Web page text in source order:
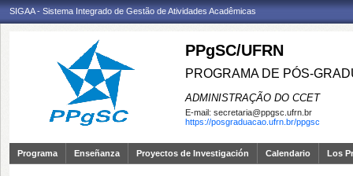
SIGAA - Sistema Integrado de Gestão de Atividades Acadêmicas
PPgSC/UFRN
PROGRAMA DE PÓS-
ADMINISTRAÇÃO DO CCET
E-mail: secretaria@ppgsc.ufrn.br
https://posgraduacao.ufrn.br/ppgsc
Programa Enseñanza Proyectos de Investigación Calendario Los